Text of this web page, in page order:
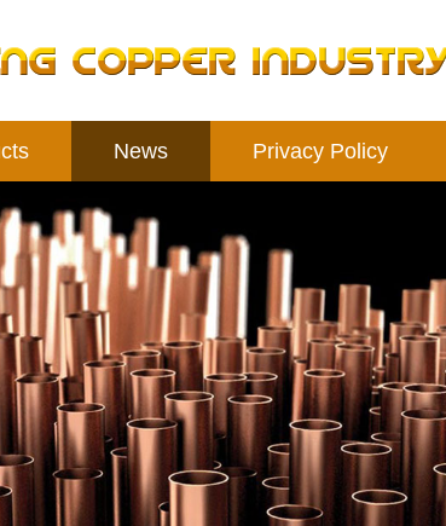
News Privacy Policy